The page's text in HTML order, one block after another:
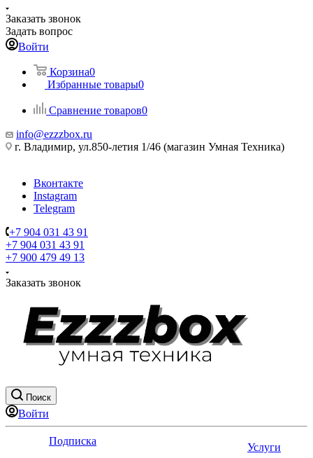
Заказать звонок
Задать вопрос
Войти
Корзина0
Избранные товары0
Сравнение товаров0
info@ezzzbox.ru
г. Владимир, ул.850-летия 1/46 (магазин Умная Техника)
Вконтакте
Instagram
Telegram
+7 904 031 43 91
+7 904 031 43 91
+7 900 479 49 13
Заказать звонок
Поиск
Войти
Подписка
Услуги